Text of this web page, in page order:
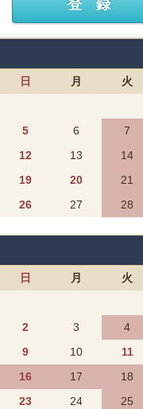
日 月 火
5
6 7
12
13 14
19
20 21
26
27 28
日 月 火
2
3 4
9
10 11
16
17 18
23
24 25